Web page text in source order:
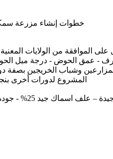
خطوات إنشاء مزرعة
على الموافقة من الولايات
- عمق الحوض - درجة ميل الحوض
وشباب الخريجين
المشروع لدورات أخرى
جيد – توفر الخبرات لإنجاح المشروع ....الخ )